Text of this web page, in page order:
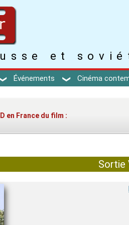
et
Événements Cinéma
en France du film :
Sortie